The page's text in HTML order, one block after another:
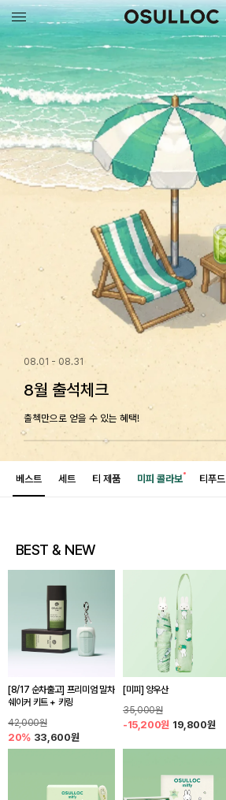
인기 검색어
08.01 - 08.31
8월 출석체크
출첵만으로 얻을 수 있는 혜택!
베스트 세트 티 제품 미피 콜라보 티푸드
BEST & NEW
[8/17 순차출고] 프리미엄 말차
쉐이커 키트 + 키링
42,000원
20% 33,600원
[미피] 양우산
35,000원
-15,200원 19,800원